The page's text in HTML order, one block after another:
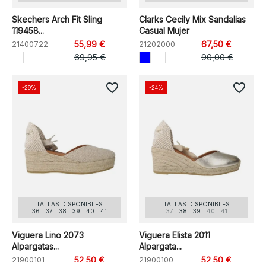
Skechers Arch Fit Sling
119458...
21400722
55,99 €
69,95 €
Clarks Cecily Mix Sandalias
Casual Mujer
21202000
67,50 €
90,00 €
TALLAS DISPONIBLES
36
37 38 39 40 41
Viguera Lino 2073
Alpargatas...
21900101
-29% favorite_border
TALLAS DISPONIBLES
37
38 39 40 41
Viguera Elista 2011
Alpargata...
21900100
-24% favorite_border